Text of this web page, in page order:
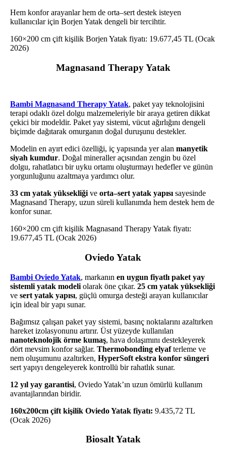
Hem konfor arayanlar hem de orta–sert destek isteyen
kullanıcılar için Borjen Yatak dengeli bir tercihtir.
160×200 cm çift kişilik Borjen Yatak fiyatı: 19.677,45 TL (Ocak
2026)
Magnasand Therapy Yatak
Bambi Magnasand Therapy Yatak, paket yay teknolojisini
terapi odaklı özel dolgu malzemeleriyle bir araya getiren dikkat
çekici bir modeldir. Paket yay sistemi, vücut ağırlığını dengeli
biçimde dağıtarak omurganın doğal duruşunu destekler.
Modelin en ayırt edici özelliği, iç yapısında yer alan manyetik
siyah kumdur. Doğal mineraller açısından zengin bu özel
dolgu, rahatlatıcı bir uyku ortamı oluşturmayı hedefler ve günün
yorgunluğunu azaltmaya yardımcı olur.
33 cm yatak yüksekliği ve orta–sert yatak yapısı sayesinde
Magnasand Therapy, uzun süreli kullanımda hem destek hem de
konfor sunar.
160×200 cm çift kişilik Magnasand Therapy Yatak fiyatı:
19.677,45 TL (Ocak 2026)
Oviedo Yatak
Bambi Oviedo Yatak, markanın en uygun fiyatlı paket yay
sistemli yatak modeli olarak öne çıkar. 25 cm yatak yüksekliği
ve sert yatak yapısı, güçlü omurga desteği arayan kullanıcılar
için ideal bir yapı sunar.
Bağımsız çalışan paket yay sistemi, basınç noktalarını azaltırken
hareket izolasyonunu artırır. Üst yüzeyde kullanılan
nanoteknolojik örme kumaş, hava dolaşımını destekleyerek
dört mevsim konfor sağlar. Thermobonding elyafterleme ve
nem oluşumunu azaltırken, HyperSoft ekstra konfor süngeri
sert yapıyı dengeleyerek kontrollü bir rahatlık sunar.
12 yıl yay garantisi, Oviedo Yatak’ın uzun ömürlü kullanım
avantajlarından biridir.
160x200cm çift kişilik Oviedo Yatak fiyatı: 9.435,72 TL
(Ocak 2026)
Biosalt Yatak